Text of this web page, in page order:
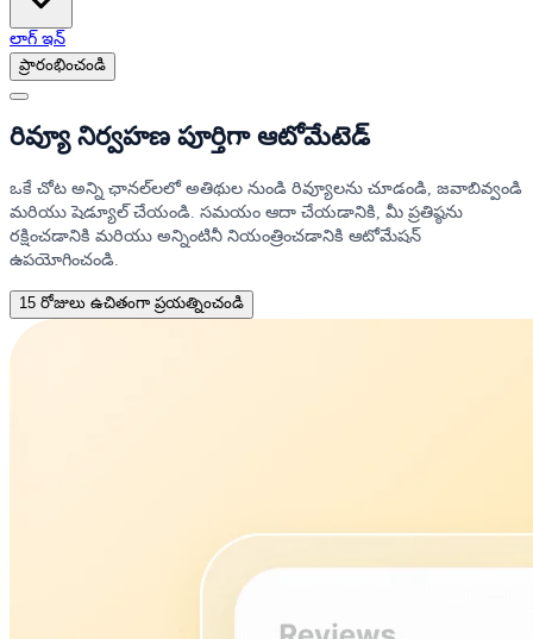
లాగ్ ఇన్
ప్రారంభించండి
రివ్యూ నిర్వహణ పూర్తిగా ఆటోమేటెడ్
ఒకే చోట అన్ని ఛానల్‌లలో అతిథుల నుండి రివ్యూలను చూడండి, జవాబివ్వండి
మరియు షెడ్యూల్ చేయండి. సమయం ఆదా చేయడానికి, మీ ప్రతిష్ఠను
రక్షించడానికి మరియు అన్నింటినీ నియంత్రించడానికి ఆటోమేషన్
ఉపయోగించండి.
15 రోజులు ఉచితంగా ప్రయత్నించండి